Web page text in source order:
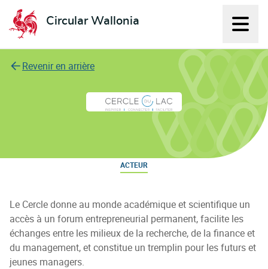
Circular Wallonia
L'économie circulaire
Revenir en arrière
Cercle du Lac
ACTEUR
Le Cercle donne au monde académique et scientifique un
accès à un forum entrepreneurial permanent, facilite les
échanges entre les milieux de la recherche, de la finance et
du management, et constitue un tremplin pour les futurs et
jeunes managers.